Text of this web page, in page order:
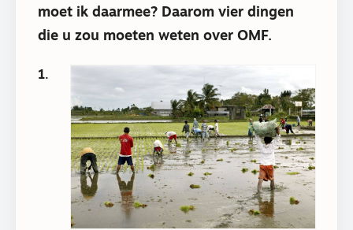
moet ik daarmee? Daarom vier dingen
die u zou moeten weten over OMF.
1.